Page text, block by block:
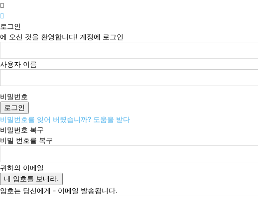
로그인
에 오신 것을 환영합니다! 계정에 로그인
사용자 이름
비밀번호
비밀번호를 잊어 버렸습니까? 도움을 받다
비밀번호 복구
비밀 번호를 복구
귀하의 이메일
암호는 당신에게 - 이메일 발송됩니다.